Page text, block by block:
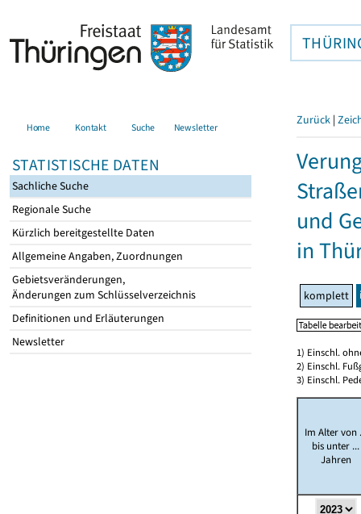
Home Kontakt Suche Newsletter
STATISTISCHE DATEN
Sachliche Suche
Regionale Suche
Kürzlich bereitgestellte Daten
Allgemeine Angaben, Zuordnungen
Gebietsveränderungen,
Änderungen zum Schlüsselverzeichnis
Definitionen und Erläuterungen
Newsletter
Zurück |
und
in
komplett
1) Einschl.
2) Einschl.
3) Einschl.
Im Alter von
bis unter ...
Jahren